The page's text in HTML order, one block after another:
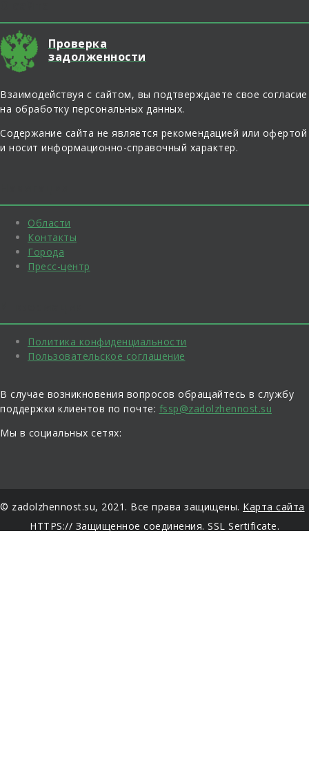
Проверка
задолженности
Взаимодействуя с сайтом, вы подтверждаете свое согласие
на обработку персональных данных.
Содержание сайта не является рекомендацией или офертой
и носит информационно-справочный характер.
Области
Контакты
Города
Пресс-центр
Политика конфиденциальности
Пользовательское соглашение
В случае возникновения вопросов обращайтесь в службу
поддержки клиентов по почте: fssp@zadolzhennost.su
Мы в социальных сетях:
© zadolzhennost.su, 2021. Все права защищены. Карта сайта
HTTPS:// Защищенное соединения. SSL Sertificate.